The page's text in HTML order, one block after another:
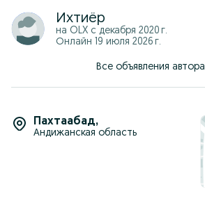
Ихтиёр
на OLX с декабря 2020 г.
Онлайн 19 июля 2026 г.
Все объявления автора
Пахтаабад,
Андижанская область